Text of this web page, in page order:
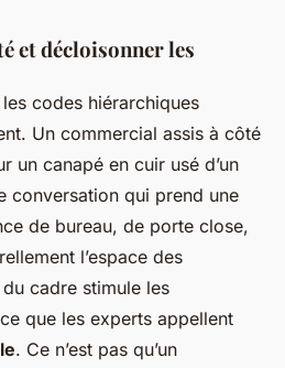
et décloisonner les
codes hiérarchiques
Un commercial assis à côté
un canapé en cuir usé d’un
conversation qui prend une
de bureau, de porte close,
l’espace des
cadre stimule les
que les experts appellent
. Ce n’est pas qu’un